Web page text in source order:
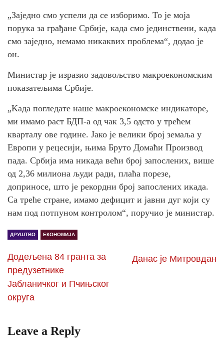
„Заједно смо успели да се изборимо. То је моја
порука за грађане Србије, када смо јединствени, када
смо заједно, немамо никаквих проблема“, додао је
он.
Министар је изразио задовољство макроекономским
показатељима Србије.
„Kада погледате наше макроекономске индикаторе,
ми имамо раст БДП-а од чак 3,5 одсто у трећем
кварталу ове године. Јако је велики број земаља у
Европи у рецесији, њима Бруто Домаћи Производ
пада. Србија има никада већи број запослених, више
од 2,36 милиона људи ради, плаћа порезе,
доприносе, што је рекордни број запослених икада.
Са треће стране, имамо дефицит и јавни дуг који су
нам под потпуном контролом“, поручио је министар.
ДРУШТВО ЕКОНОМИЈА
Додељена 84 гранта за
предузетнике
Јабланичког и Пчињског
округа
Данас је Митровдан
Leave a Reply